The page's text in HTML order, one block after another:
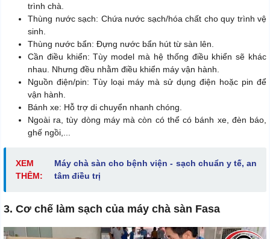
trình chà.
Thùng nước sạch: Chứa nước sạch/hóa chất cho quy trình vệ
sinh.
Thùng nước bẩn: Đựng nước bẩn hút từ sàn lên.
Cần điều khiển: Tùy model mà hệ thống điều khiển sẽ khác
nhau. Nhưng đều nhằm điều khiển máy vận hành.
Nguồn điện/pin: Tùy loại máy mà sử dụng điện hoặc pin để
vận hành.
Bánh xe: Hỗ trợ di chuyển nhanh chóng.
Ngoài ra, tùy dòng máy mà còn có thể có bánh xe, đèn báo,
ghế ngồi,...
XEM
THÊM:
Máy chà sàn cho bệnh viện - sạch chuẩn y tế, an
tâm điều trị
3. Cơ chế làm sạch của máy chà sàn Fasa